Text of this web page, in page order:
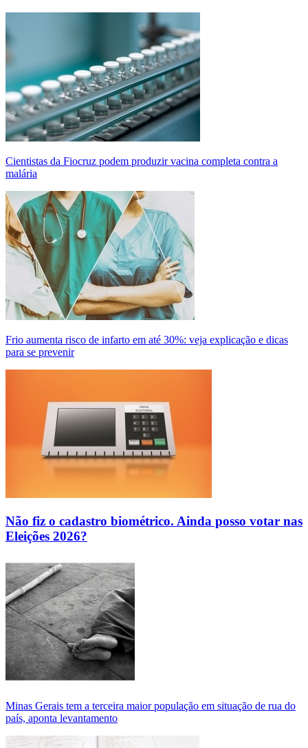
Cientistas da Fiocruz podem produzir vacina completa contra a
malária
Frio aumenta risco de infarto em até 30%: veja explicação e dicas
para se prevenir
Não fiz o cadastro biométrico. Ainda posso votar nas
Eleições 2026?
Minas Gerais tem a terceira maior população em situação de rua do
país, aponta levantamento